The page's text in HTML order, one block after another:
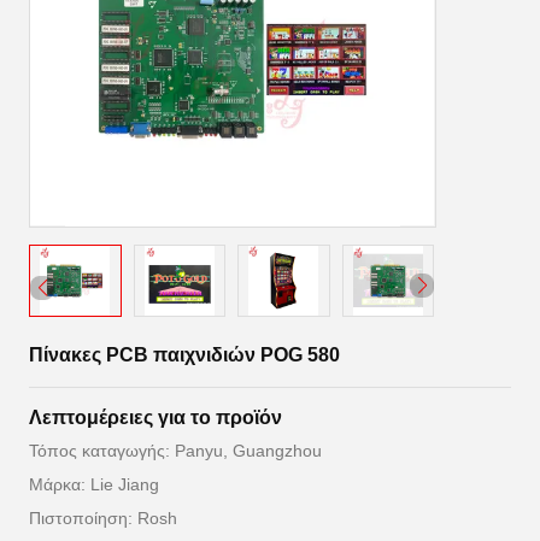
Πίνακες PCB παιχνιδιών POG 580
Λεπτομέρειες για το προϊόν
Τόπος καταγωγής: Panyu, Guangzhou
Μάρκα: Lie Jiang
Πιστοποίηση: Rosh